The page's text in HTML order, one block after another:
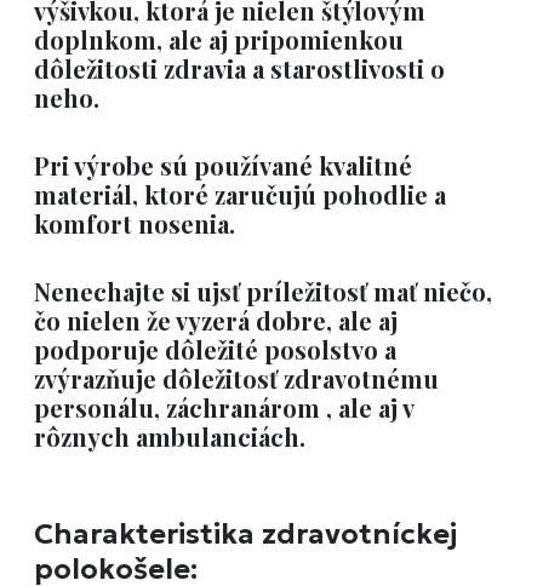
výšivkou, ktorá je nielen štýlovým
doplnkom, ale aj pripomienkou
dôležitosti zdravia a starostlivosti o
neho.
Pri výrobe sú používané kvalitné
materiál, ktoré zaručujú pohodlie a
komfort nosenia.
Nenechajte si ujsť príležitosť mať niečo,
čo nielen že vyzerá dobre, ale aj
podporuje dôležité posolstvo a
zvýrazňuje dôležitosť zdravotnému
personálu, záchranárom , ale aj v
rôznych ambulanciách.
Charakteristika zdravotníckej
polokošele: